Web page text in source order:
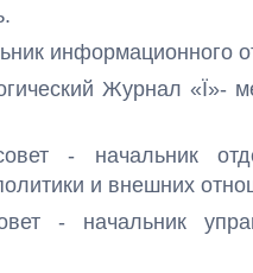
информационного
Журнал «Ї»-
- начальник
и внешних
- начальник